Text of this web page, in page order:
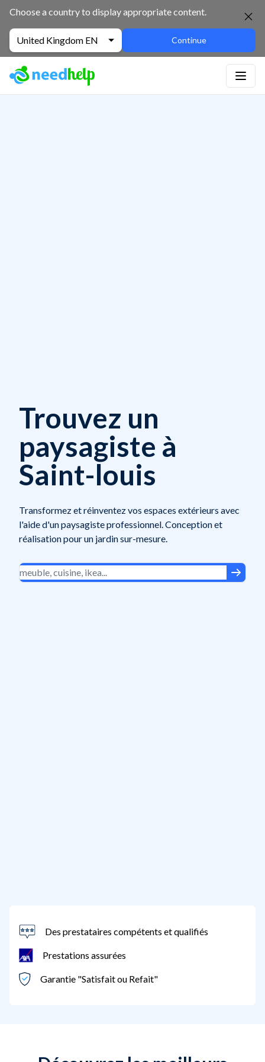
Choose a country to display appropriate content.
United Kingdom EN Continue
Trouvez un
paysagiste à
Saint-louis
Transformez et réinventez vos espaces extérieurs avec
l'aide d'un paysagiste professionnel. Conception et
réalisation pour un jardin sur-mesure.
Des prestataires compétents et qualifiés
Prestations assurées
Garantie "Satisfait ou Refait"